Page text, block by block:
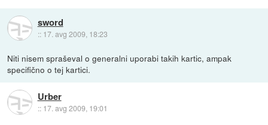
sword
:: 17. avg 2009, 18:23
Niti nisem spraševal o generalni uporabi takih kartic, ampak
specifično o tej kartici.
Urber
:: 17. avg 2009, 19:01